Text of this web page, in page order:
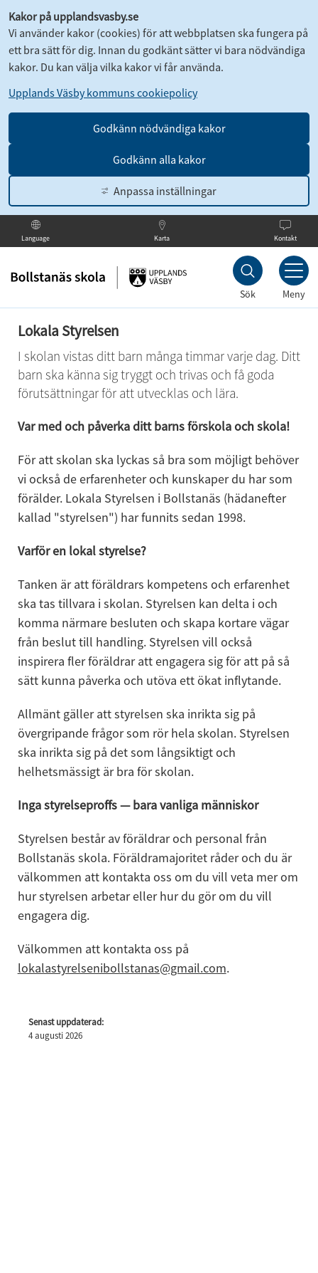
Kakor på upplandsvasby.se
Vi använder kakor (cookies) för att webbplatsen ska fungera på
ett bra sätt för dig. Innan du godkänt sätter vi bara nödvändiga
kakor. Du kan välja vilka kakor vi får använda.
Upplands Väsby kommuns cookiepolicy
Godkänn nödvändiga kakor
Godkänn alla kakor
Anpassa inställningar
Till
Language Karta Kontakt
Sök Meny
Lokala Styrelsen
I skolan vistas ditt barn många timmar varje dag. Ditt
barn ska känna sig tryggt och trivas och få goda
förutsättningar för att utvecklas och lära.
Var med och påverka ditt barns förskola och skola!
För att skolan ska lyckas så bra som möjligt behöver
vi också de erfarenheter och kunskaper du har som
förälder. Lokala Styrelsen i Bollstanäs (hädanefter
kallad "styrelsen") har funnits sedan 1998.
Varför en lokal styrelse?
Tanken är att föräldrars kompetens och erfarenhet
ska tas tillvara i skolan. Styrelsen kan delta i och
komma närmare besluten och skapa kortare vägar
från beslut till handling. Styrelsen vill också
inspirera fler föräldrar att engagera sig för att på så
sätt kunna påverka och utöva ett ökat inflytande.
Allmänt gäller att styrelsen ska inrikta sig på
övergripande frågor som rör hela skolan. Styrelsen
ska inrikta sig på det som långsiktigt och
helhetsmässigt är bra för skolan.
Inga styrelseproffs — bara vanliga människor
Styrelsen består av föräldrar och personal från
Bollstanäs skola. Föräldramajoritet råder och du är
välkommen att kontakta oss om du vill veta mer om
hur styrelsen arbetar eller hur du gör om du vill
engagera dig.
lokalastyrelsenibollstanas@gmail.com.
Senast uppdaterad:
4 augusti 2026